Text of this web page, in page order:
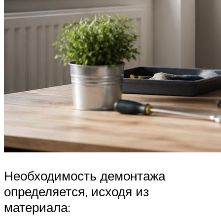
Необходимость демонтажа
определяется, исходя из
материала: